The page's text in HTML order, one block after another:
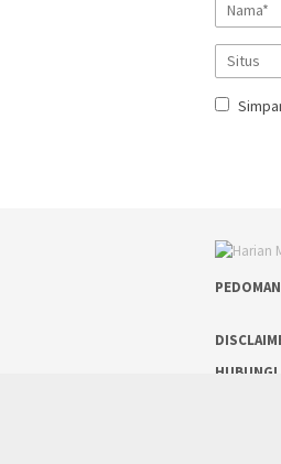
HUBUNGI